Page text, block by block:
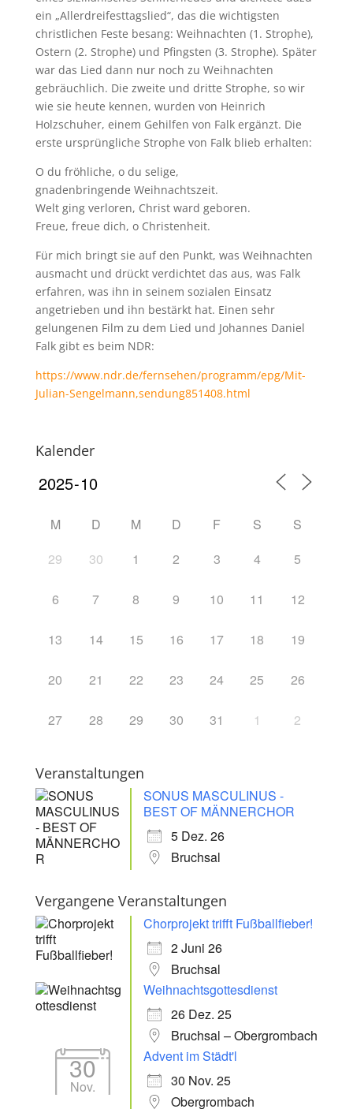
ein „Allerdreifesttagslied“, das die wichtigsten
christlichen Feste besang: Weihnachten (1. Strophe),
Ostern (2. Strophe) und Pfingsten (3. Strophe). Später
war das Lied dann nur noch zu Weihnachten
gebräuchlich. Die zweite und dritte Strophe, so wir
wie sie heute kennen, wurden von Heinrich
Holzschuher, einem Gehilfen von Falk ergänzt. Die
erste ursprüngliche Strophe von Falk blieb erhalten:
O du fröhliche, o du selige,
gnadenbringende Weihnachtszeit.
Welt ging verloren, Christ ward geboren.
Freue, freue dich, o Christenheit.
Für mich bringt sie auf den Punkt, was Weihnachten
ausmacht und drückt verdichtet das aus, was Falk
erfahren, was ihn in seinem sozialen Einsatz
angetrieben und ihn bestärkt hat. Einen sehr
gelungenen Film zu dem Lied und Johannes Daniel
Falk gibt es beim NDR:
https://www.ndr.de/fernsehen/programm/epg/Mit-
Julian-Sengelmann,sendung851408.html
Kalender
M D M D F S
S
29
30 1 2 3 4 5
6 7 8 9 10 11 12
13 14 15 16 17 18 19
20 21 22 23 24 25 26
27 28 29 30 31 1 2
Veranstaltungen
SONUS MASCULINUS -
BEST OF MÄNNERCHOR
5 Dez. 26
Bruchsal
Vergangene Veranstaltungen
Chorprojekt trifft Fußballfieber!
2 Juni 26
Bruchsal
Weihnachtsgottesdienst
26 Dez. 25
Bruchsal – Obergrombach
30
Nov.
Advent im Städt'l
30 Nov. 25
Obergrombach